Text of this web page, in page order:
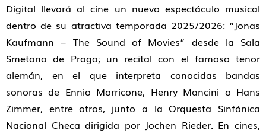
Digital llevará al cine un nuevo espectáculo musical
dentro de su atractiva temporada 2025/2026: “Jonas
Kaufmann – The Sound of Movies” desde la Sala
Smetana de Praga; un recital con el famoso tenor
alemán, en el que interpreta conocidas bandas
sonoras de Ennio Morricone, Henry Mancini o Hans
Zimmer, entre otros, junto a la Orquesta Sinfónica
Nacional Checa dirigida por Jochen Rieder. En cines,